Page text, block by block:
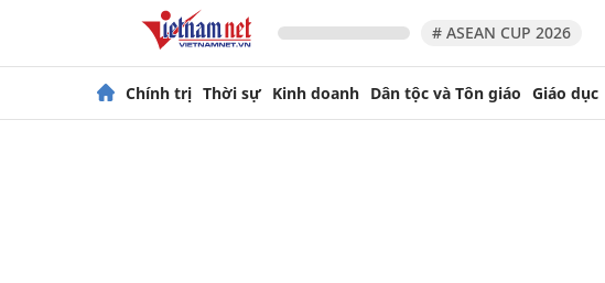
# ASEAN CUP 2026
Chính trị Thời sự Kinh doanh Dân tộc và Tôn giáo Giáo dục